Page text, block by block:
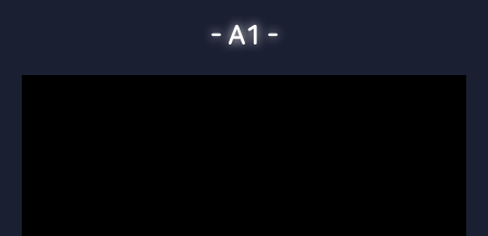
-A1 -